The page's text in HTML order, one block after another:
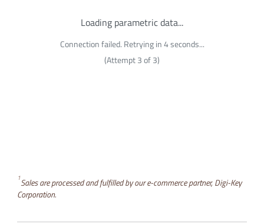
Loading parametric data...
Connection failed. Retrying in 4 seconds...
(Attempt 3 of 3)
1Sales are processed and fulfilled by our e-commerce partner, Digi-Key
Corporation.